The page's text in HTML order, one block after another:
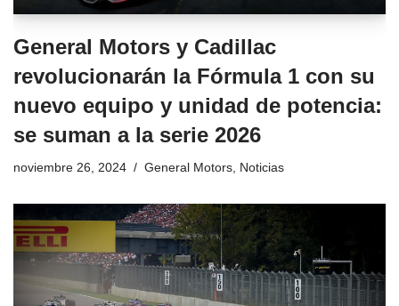
General Motors y Cadillac
revolucionarán la Fórmula 1 con su
nuevo equipo y unidad de potencia:
se suman a la serie 2026
noviembre 26, 2024 General Motors, Noticias